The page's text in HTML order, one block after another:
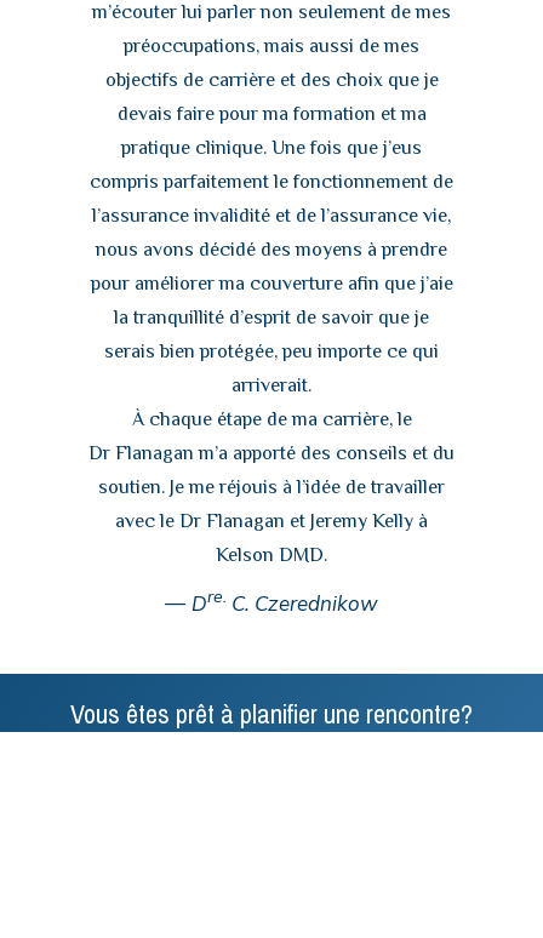
m’écouter lui parler non seulement de mes
préoccupations, mais aussi de mes
objectifs de carrière et des choix que je
devais faire pour ma formation et ma
pratique clinique. Une fois que j’eus
compris parfaitement le fonctionnement de
l’assurance invalidité et de l’assurance vie,
nous avons décidé des moyens à prendre
pour améliorer ma couverture afin que j’aie
la tranquillité d’esprit de savoir que je
serais bien protégée, peu importe ce qui
arriverait.
À chaque étape de ma carrière, le
Dr Flanagan m’a apporté des conseils et du
soutien. Je me réjouis à l’idée de travailler
avec le Dr Flanagan et Jeremy Kelly à
Kelson DMD.
Dre. C. Czerednikow
Vous êtes prêt à planifier une rencontre?